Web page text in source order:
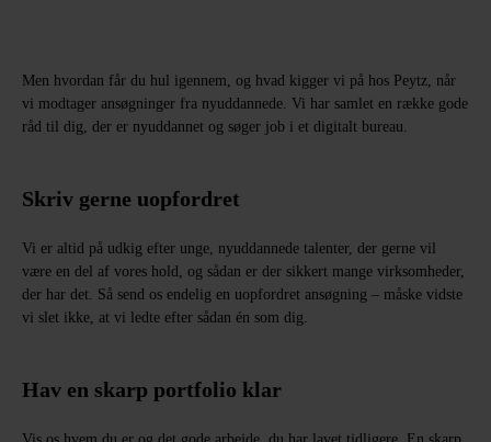
Men hvordan får du hul igennem, og hvad kigger vi på hos Peytz, når
vi modtager ansøgninger fra nyuddannede. Vi har samlet en række gode
råd til dig, der er nyuddannet og søger job i et digitalt bureau.
Skriv gerne uopfordret
Vi er altid på udkig efter unge, nyuddannede talenter, der gerne vil
være en del af vores hold, og sådan er der sikkert mange virksomheder,
der har det. Så send os endelig en uopfordret ansøgning – måske vidste
vi slet ikke, at vi ledte efter sådan én som dig.
Hav en skarp portfolio klar